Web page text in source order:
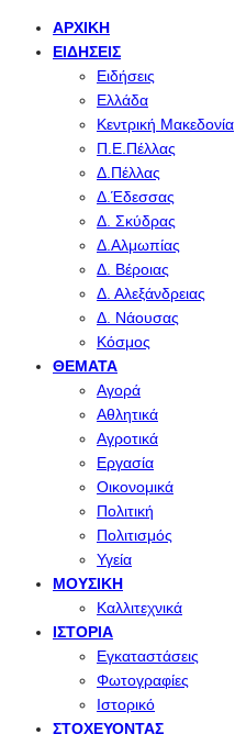
ΑΡΧΙΚΉ
ΕΙΔΉΣΕΙΣ
Ειδήσεις
Ελλάδα
Κεντρική Μακεδονία
Π.Ε.Πέλλας
Δ.Πέλλας
Δ.Έδεσσας
Δ. Σκύδρας
Δ.Αλμωπίας
Δ. Βέροιας
Δ. Αλεξάνδρειας
Δ. Νάουσας
Κόσμος
ΘΈΜΑΤΑ
Αγορά
Αθλητικά
Αγροτικά
Εργασία
Οικονομικά
Πολιτική
Πολιτισμός
Υγεία
ΜΟΥΣΙΚΉ
Καλλιτεχνικά
ΙΣΤΟΡΊΑ
Εγκαταστάσεις
Φωτογραφίες
Ιστορικό
ΣΤΟΧΕΎΟΝΤΑΣ